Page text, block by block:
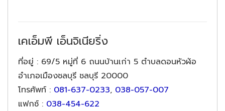
เคเอ็มพี เอ็นจิเนียริ่ง
ที่อยู่ : 69/5 หมู่ที่ 6 ถนนบ้านเก่า 5 ตำบลดอนหัวฬ่อ
อำเภอเมืองชลบุรี ชลบุรี 20000
โทรศัพท์ : 081-637-0233, 038-057-007
แฟกซ์ : 038-454-622